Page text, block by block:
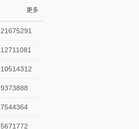
更多
21675291
12711081
10514312
9373888
7544364
5671772